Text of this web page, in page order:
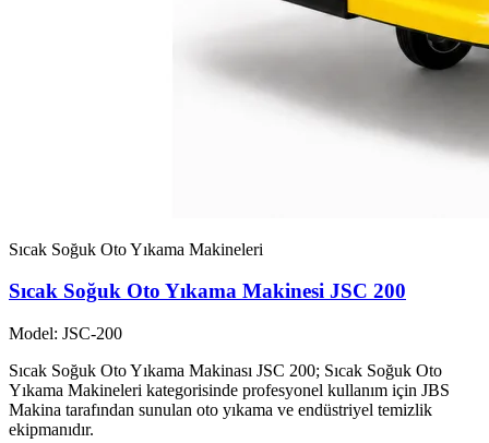
Sıcak Soğuk Oto Yıkama Makineleri
Sıcak Soğuk Oto Yıkama Makinesi JSC 200
Model: JSC-200
Sıcak Soğuk Oto Yıkama Makinası JSC 200; Sıcak Soğuk Oto
Yıkama Makineleri kategorisinde profesyonel kullanım için JBS
Makina tarafından sunulan oto yıkama ve endüstriyel temizlik
ekipmanıdır.